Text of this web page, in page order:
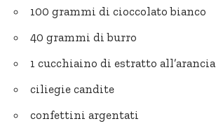
100 grammi di cioccolato bianco
40 grammi di burro
1 cucchiaino di estratto all’arancia
ciliegie candite
confettini argentati